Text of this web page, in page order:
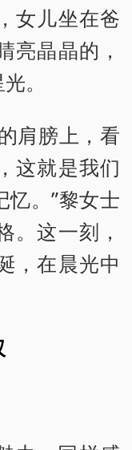
女儿坐在爸
亮晶晶的，
。
肩膀上，看
这就是我们
。”黎女士
。这一刻，
，在晨光中